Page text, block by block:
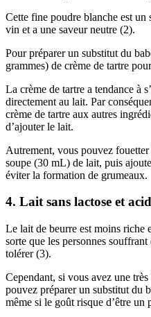
Cette fine poudre blanche est
vin et a une saveur neutre (2).
Pour préparer un substitut du
grammes) de crème de tartre
La crème de tartre a tendance à
directement au lait. Par
crème de tartre aux autres
d’ajouter le lait.
Autrement, vous pouvez
soupe (30 mL) de lait, puis
éviter la formation de grumeaux.
4. Lait sans lactose et
Le lait de beurre est moins riche
sorte que les personnes
tolérer (3).
Cependant, si vous avez une
pouvez préparer un substitut du
même si le goût risque d’être un